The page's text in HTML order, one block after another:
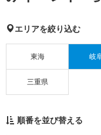
エリアを絞り込む
東海 岐
三重県
順番を並び替える